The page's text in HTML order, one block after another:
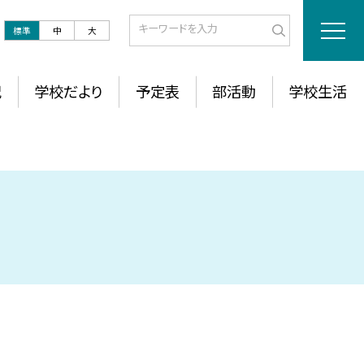
標準 中 大
学校だより 予定表 部活動 学校生活